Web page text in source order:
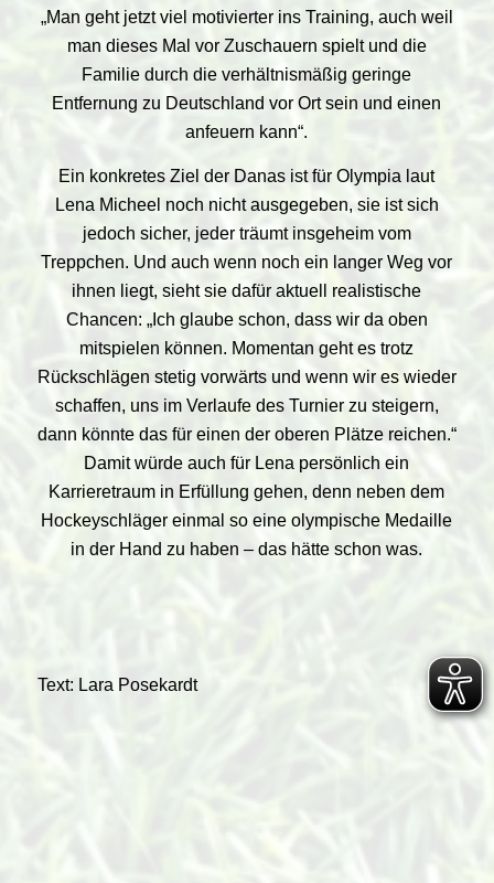
„Man geht jetzt viel motivierter ins Training, auch weil
man dieses Mal vor Zuschauern spielt und die
Familie durch die verhältnismäßig geringe
Entfernung zu Deutschland vor Ort sein und einen
anfeuern kann“.
Ein konkretes Ziel der Danas ist für Olympia laut
Lena Micheel noch nicht ausgegeben, sie ist sich
jedoch sicher, jeder träumt insgeheim vom
Treppchen. Und auch wenn noch ein langer Weg vor
ihnen liegt, sieht sie dafür aktuell realistische
Chancen: „Ich glaube schon, dass wir da oben
mitspielen können. Momentan geht es trotz
Rückschlägen stetig vorwärts und wenn wir es wieder
schaffen, uns im Verlaufe des Turnier zu steigern,
dann könnte das für einen der oberen Plätze reichen.“
Damit würde auch für Lena persönlich ein
Karrieretraum in Erfüllung gehen, denn neben dem
Hockeyschläger einmal so eine olympische Medaille
in der Hand zu haben – das hätte schon was.
Text: Lara Posekardt